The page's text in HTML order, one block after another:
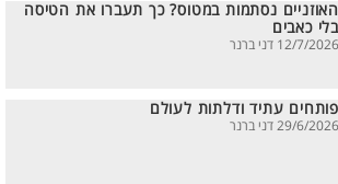
האוזניים נסתמות במטוס? כך תעברו את הטיסה
בלי כאבים
12/7/2026 דני ברנר
פותחים עתיד ודלתות לעולם
29/6/2026 דני ברנר